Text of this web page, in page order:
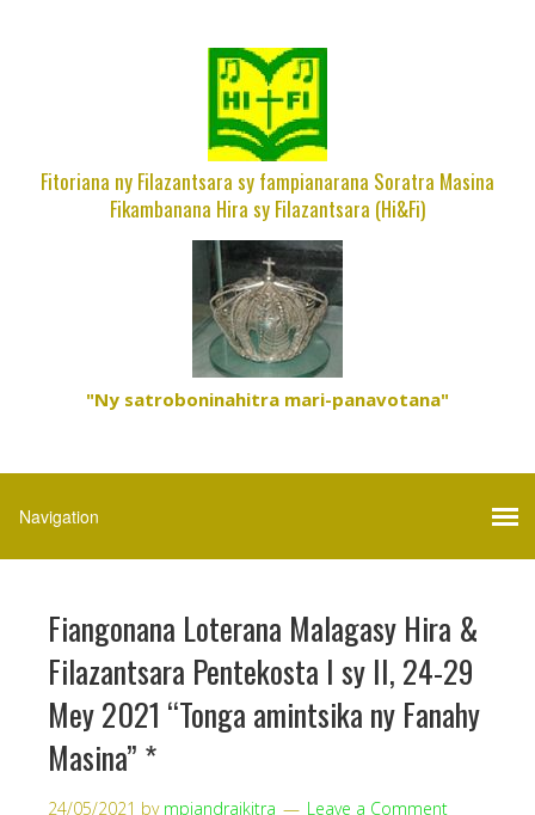
Fitoriana ny Filazantsara sy fampianarana Soratra Masina
Fikambanana Hira sy Filazantsara (Hi&Fi)
"Ny satroboninahitra mari-panavotana"
Fiangonana Loterana Malagasy Hira &
Filazantsara Pentekosta I sy II, 24-29
Mey 2021 “Tonga amintsika ny Fanahy
Masina” *
24/05/2021 by mpiandraikitra Leave a Comment